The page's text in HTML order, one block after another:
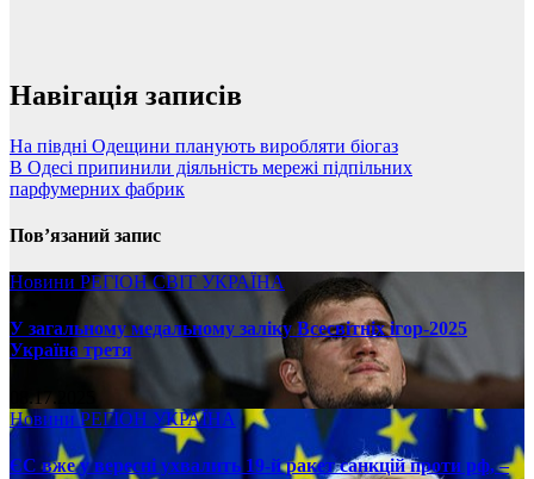
Навігація записів
На півдні Одещини планують виробляти біогаз
В Одесі припинили діяльність мережі підпільних
парфумерних фабрик
Пов’язаний запис
Новини РЕГІОНСВІТ УКРАЇНА
У загальному медальному заліку Всесвітніх ігор-2025
Україна третя
08.17.2025
НовиниРЕГІОН УКРАЇНА
ЄС вже у вересні ухвалить 19-й ракет санкцій проти рф, –